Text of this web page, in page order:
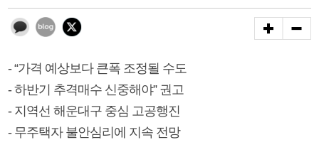
- “가격 예상보다 큰폭 조정될 수도
- 하반기 추격매수 신중해야” 권고
- 지역선 해운대구 중심 고공행진
- 무주택자 불안심리에 지속 전망